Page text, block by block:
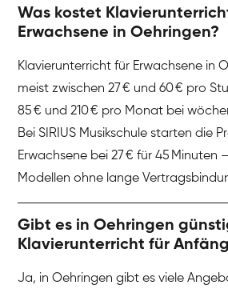
Was kostet
Erwachsene in Oehringen?
Klavierunterricht für Erwachsene in
meist zwischen 27 € und 60 € pro
85 € und 210 € pro Monat bei
Bei SIRIUS Musikschule starten die
Erwachsene bei 27 € für 45 Minuten
Modellen ohne lange
Gibt es in Oehringen
Klavierunterricht für
Ja, in Oehringen gibt es viele